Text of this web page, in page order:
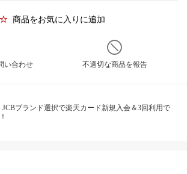
商品をお気に入りに追加
い合わせ 不適切な商品を報告
JCBブランド選択で楽天カード新規入会＆3回利用で